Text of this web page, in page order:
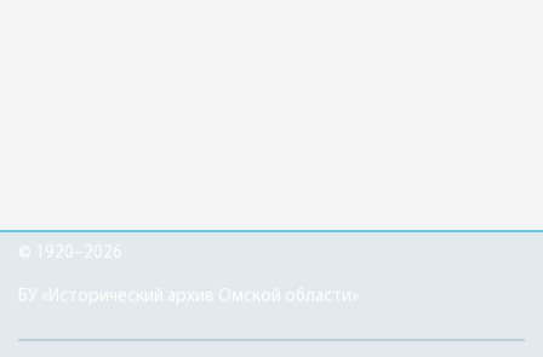
© 1920–2026
БУ «Исторический архив Омской области»